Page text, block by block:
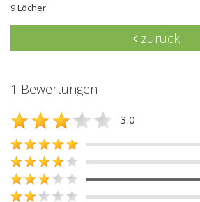
9 Löcher
zurück
1 Bewertungen
3.0